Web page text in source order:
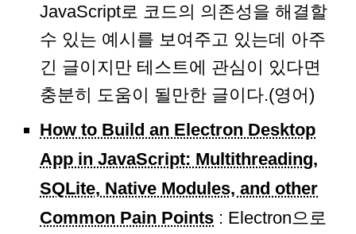
JavaScript로 코드의 의존성을 해결할
수 있는 예시를 보여주고 있는데 아주
긴 글이지만 테스트에 관심이 있다면
충분히 도움이 될만한 글이다.(영어)
How to Build an Electron Desktop
App in JavaScript: Multithreading,
SQLite, Native Modules, and other
Common Pain Points : Electron으로